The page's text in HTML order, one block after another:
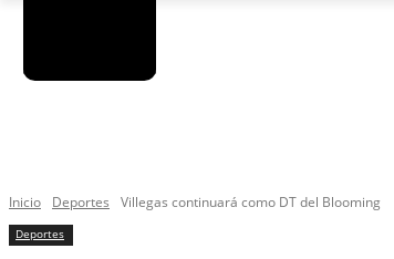
Inicio Deportes Villegas continuará como DT del Blooming
Deportes